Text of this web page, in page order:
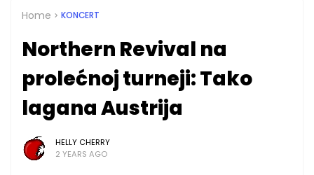
Home KONCERT
Northern Revival na
prolećnoj turneji: Tako
lagana Austrija
HELLY CHERRY
2 YEARS AGO